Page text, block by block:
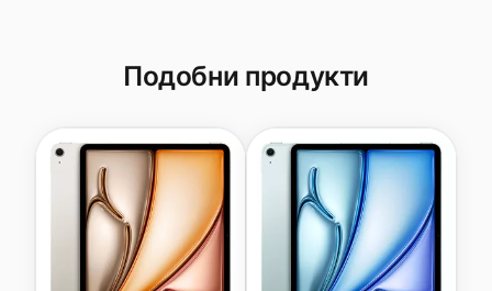
Подобни продукти